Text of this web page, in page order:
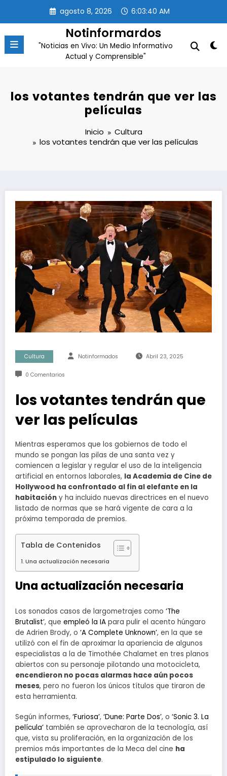
contenido
agosto 8, 2026 6:03:40 AM
Notinformardos
"Noticias en Vivo: Un Medio Informativo
Actual y Comprensible"
los votantes tendrán que ver las
películas
Inicio
Cultura
los votantes tendrán que ver las películas
Cultura Notinformados Abril 23, 2025
0 Comentarios
los votantes tendrán que
ver las películas
Mientras esperamos que los gobiernos de todo el
mundo se pongan las pilas de una santa vez y
comiencen a legislar y regular el uso de la inteligencia
artificial en entornos laborales, la Academia de Cine de
Hollywood ha confrontado al fin al elefante en la
habitación y ha incluido nuevas directrices en el nuevo
listado de normas que se hará vigente de cara a la
próxima temporada de premios.
Tabla de Contenidos
Una actualización necesaria
Una actualización necesaria
Los sonados casos de largometrajes como ‘The
Brutalist’, que empleó la IA para pulir el acento húngaro
de Adrien Brody, o ‘A Complete Unknown’, en la que se
utilizó con el fin de aproximar la apariencia de algunos
especialistas a la de Timothée Chalamet en tres planos
abiertos con su personaje pilotando una motocicleta,
encendieron no pocas alarmas hace aún pocos
meses, pero no fueron los únicos títulos que tiraron de
esta herramienta.
Según informes, ‘Furiosa’, ‘Dune: Parte Dos’, o ‘Sonic 3. La
película’ también se aprovecharon de la tecnología, así
que, vista su proliferación, en la organización de los
premios más importantes de la Meca del cine ha
estipulado lo siguiente.